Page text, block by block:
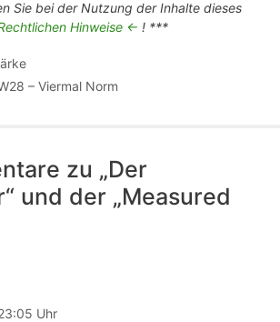
Sie bei der Nutzung der Inhalte dieses
Hinweise <- ! ***
– Viermal Norm
zu „Der
und der „Measured
Uhr